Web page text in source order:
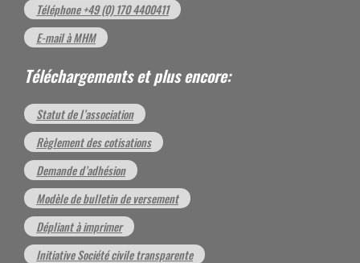
Téléphone +49 (0) 170 4400411
E-mail à MHM
Téléchargements et plus encore:
Statut de l’association
Règlement des cotisations
Demande d’adhésion
Modèle de bulletin de versement
Dépliant à imprimer
Initiative Société civile transparente